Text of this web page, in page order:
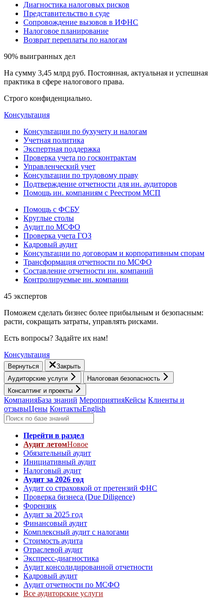
Диагностика налоговых рисков
Представительство в суде
Сопровождение вызовов в ИФНС
Налоговое планирование
Возврат переплаты по налогам
90% выигранных дел
На сумму 3,45 млрд руб. Постоянная, актуальная и успешная
практика в сфере налогового права.
Строго конфиденциально.
Консультация
Консультации по бухучету и налогам
Учетная политика
Экспертная поддержка
Проверка учета по госконтрактам
Управленческий учет
Консультации по трудовому праву
Подтверждение отчетности для ин. аудиторов
Помощь ин. компаниям с Реестром МСП
Помощь с ФСБУ
Круглые столы
Аудит по МСФО
Проверка учета ГОЗ
Кадровый аудит
Консультации по договорам и корпоративным спорам
Трансформация отчетности по МСФО
Составление отчетности ин. компаний
Контролируемые ин. компании
45 экспертов
Поможем сделать бизнес более прибыльным и безопасным:
расти, cокращать затраты, управлять рисками.
Есть вопросы? Задайте их нам!
Консультация
Вернуться
Закрыть
Аудиторские услуги
Налоговая безопасность
Консалтинг и проекты
КомпанияБаза знаний МероприятияКейсы Клиенты и
отзывыЦены КонтактыEnglish
Перейти в раздел
Аудит летомНовое
Обязательный аудит
Инициативный аудит
Налоговый аудит
Аудит за 2026 год
Аудит со страховкой от претензий ФНС
Проверка бизнеса (Due Diligence)
Форензик
Аудит за 2025 год
Финансовый аудит
Комплексный аудит с налогами
Стоимость аудита
Отраслевой аудит
Экспресс-диагностика
Аудит консолидированной отчетности
Кадровый аудит
Аудит отчетности по МСФО
Все аудиторские услуги